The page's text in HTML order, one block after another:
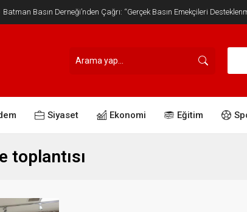
Batman Basın Derneği’nden Çağrı: “Gerçek Basın Emekçileri
Siyaset Ekonomi Eğitim
toplantısı